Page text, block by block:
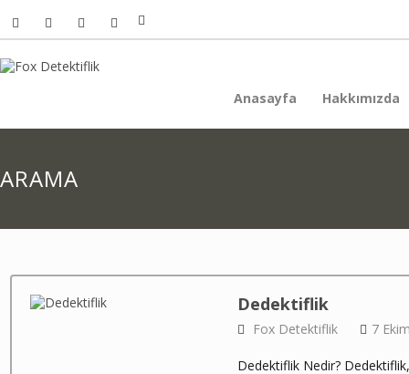
Anasayfa Hakkımızda
ARAMA
Dedektiflik
Fox Detektiflik 7
Dedektiflik Nedir? Dedektiflik,